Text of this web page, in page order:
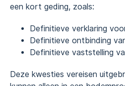
een kort geding, zoals:
Definitieve verklaring
Definitieve ontbinding
Definitieve vaststelling
Deze kwesties vereisen